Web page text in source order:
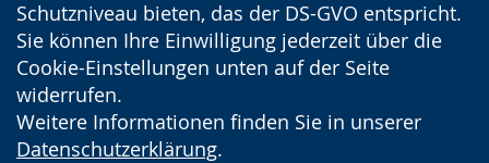
Schutzniveau bieten, das der DS-GVO entspricht.
Sie können Ihre Einwilligung jederzeit über die
Cookie-Einstellungen unten auf der Seite
widerrufen.
Weitere Informationen finden Sie in unserer
Datenschutzerklärung.